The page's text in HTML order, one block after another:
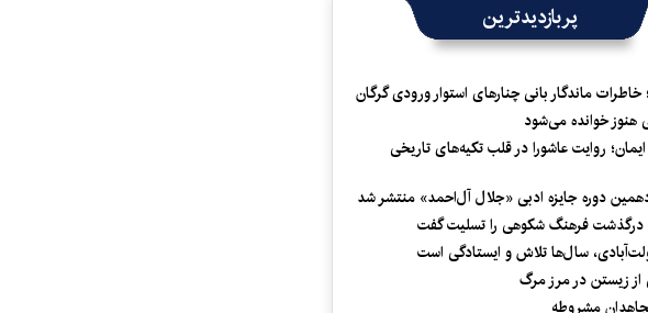
پربازدیدترین
ماندگار بانی چنارهای استوار ورودی گرگان
هنوز خوانده می‌شود
روایت عاشورا در قلب تکیه‌های تاریخی
دوره جایزه ادبی «جلال آل‌احمد» منتشر شد
درگذشت فرهنگ شکوهی را تسلیت گفت
سال‌ها تلاش و ایستادگی است
زیستن در مرز مرگ
مشروطه